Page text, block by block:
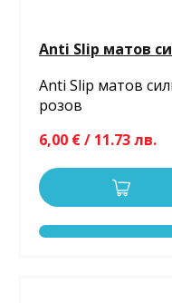
Anti Slip матов
Anti Slip матов
розов
6,00 € / 11.73 лв.